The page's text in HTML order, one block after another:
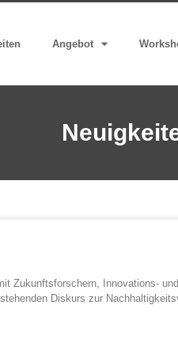
Angebot
Zukunftsforschern, Innovations- und
Diskurs zur